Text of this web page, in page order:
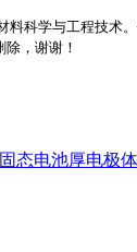
料科学与工程技术
，谢谢！
态电池厚电极